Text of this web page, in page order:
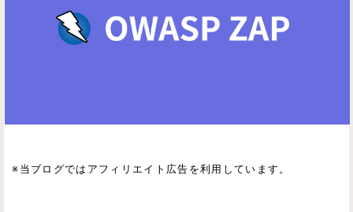
※当ブログではアフィリエイト広告を利用しています。